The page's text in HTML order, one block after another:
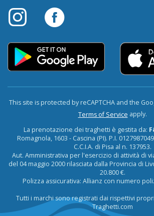
This site is protected by reCAPTCHA and the
Terms of Service apply.
La prenotazione dei traghetti è gestita da:
Romagnola, 1603 - Cascina (PI). P.I.
C.C.I.A. di Pisa al n. 137953.
Aut. Amministrativa per l'esercizio di attività di
del 04 maggio 2000 rilasciata dalla Provincia di
20.800 €.
Polizza assicurativa: Allianz con numero
Tutti i marchi sono registrati dai rispettivi
Traghetti.com